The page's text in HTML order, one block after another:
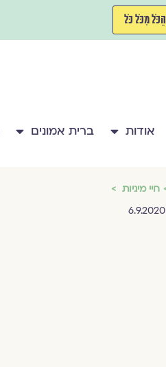
הַכֹּל מִכֹּל כֹּל
אודות ברית אמונים
חיי מיניות